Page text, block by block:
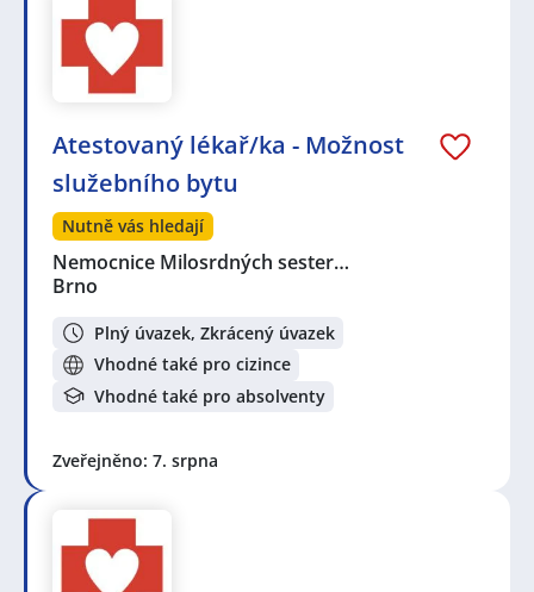
Atestovaný lékař/ka - Možnost
služebního bytu
Nutně vás hledají
Nemocnice Milosrdných sester…
Brno
Plný úvazek, Zkrácený úvazek
Vhodné také pro cizince
Vhodné také pro absolventy
Zveřejněno: 7. srpna